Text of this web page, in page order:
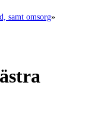
samt omsorg